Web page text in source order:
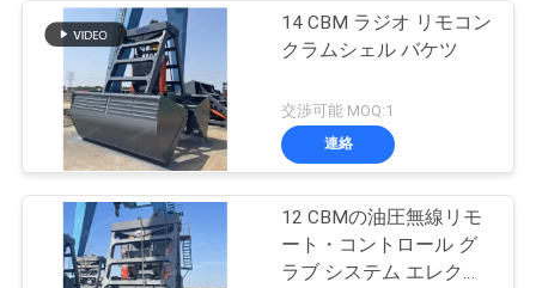
14 CBM ラジオ リモコン
クラムシェル バケツ
交渉可能 MOQ:1
連絡
12 CBMの油圧無線リモ
ート・コントロール グ
ラブ システム エレクト